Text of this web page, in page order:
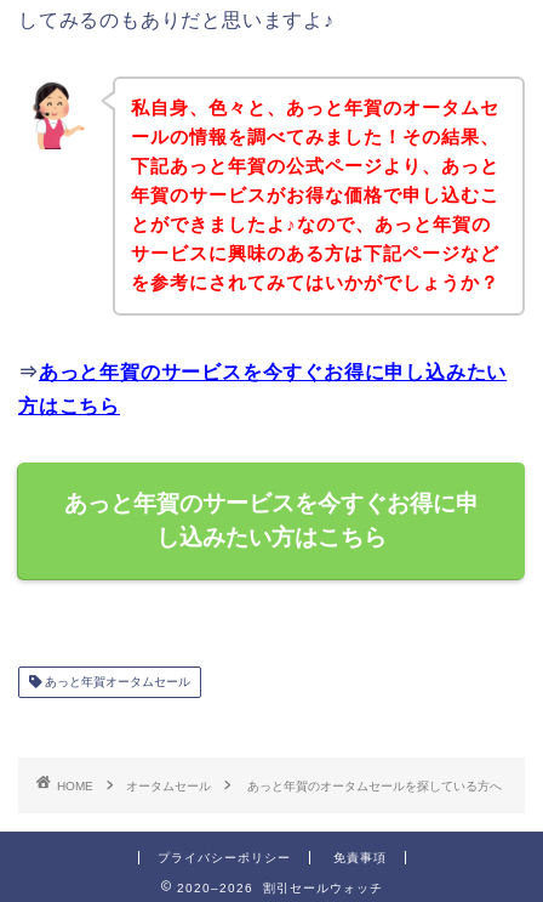
してみるのもありだと思いますよ♪
私自身、色々と、あっと年賀のオータムセ
ールの情報を調べてみました！その結果、
下記あっと年賀の公式ページより、あっと
年賀のサービスがお得な価格で申し込むこ
とができましたよ♪なので、あっと年賀の
サービスに興味のある方は下記ページなど
を参考にされてみてはいかがでしょうか？
⇒あっと年賀のサービスを今すぐお得に申し込みたい
方はこちら
あっと年賀のサービスを今すぐお得に申
し込みたい方はこちら
あっと年賀オータムセール
HOME オータムセール あっと年賀のオータムセールを探している方へ
プライバシーポリシー 免責事項
2020–2026 割引セールウォッチ